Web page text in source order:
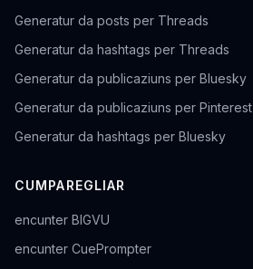
Generatur da posts per Threads
Generatur da hashtags per Threads
Generatur da publicaziuns per Bluesky
Generatur da publicaziuns per Pinterest
Generatur da hashtags per Bluesky
CUMPAREGLIAR
encunter BIGVU
encunter CuePrompter